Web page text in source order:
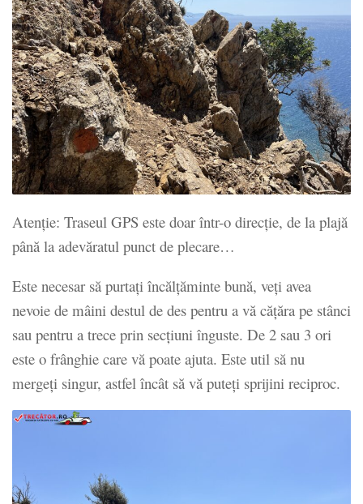
Atenție: Traseul GPS este doar într-o direcție, de la plajă
până la adevăratul punct de plecare…
Este necesar să purtați încălțăminte bună, veți avea
nevoie de mâini destul de des pentru a vă cățăra pe stânci
sau pentru a trece prin secțiuni înguste. De 2 sau 3 ori
este o frânghie care vă poate ajuta. Este util să nu
mergeți singur, astfel încât să vă puteți sprijini reciproc.